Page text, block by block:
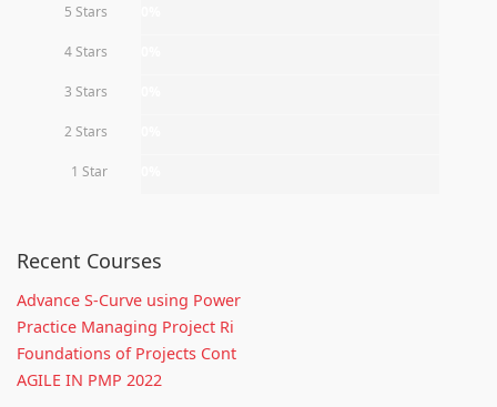
5 Stars
4 Stars
3 Stars
2 Stars
1 Star
Recent Courses
Advance S-Curve using Power
Practice Managing Project Ri
Foundations of Projects Cont
AGILE IN PMP 2022